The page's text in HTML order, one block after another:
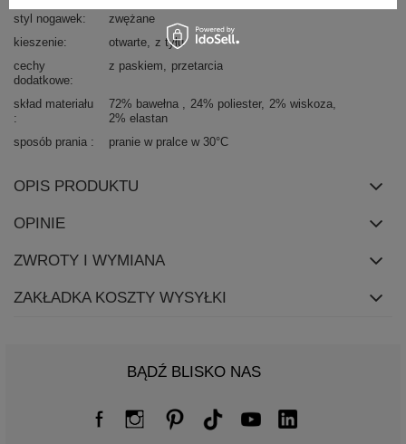
styl nogawek
zwężane
kieszenie
otwarte
z tyłu
cechy
dodatkowe
z paskiem przetarcia
skład materiału 72% bawełna 24% poliester
2% wiskoza
2% elastan
sposób prania
pranie w pralce w 30°C
OPIS PRODUKTU
OPINIE
ZWROTY I WYMIANA
ZAKŁADKA KOSZTY WYSYŁKI
BĄDŹ BLISKO NAS